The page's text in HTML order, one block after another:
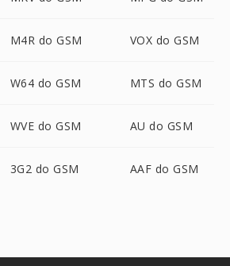
M4R do GSM VOX do GSM
W64 do GSM MTS do GSM
WVE do GSM AU do GSM
3G2 do GSM AAF do GSM